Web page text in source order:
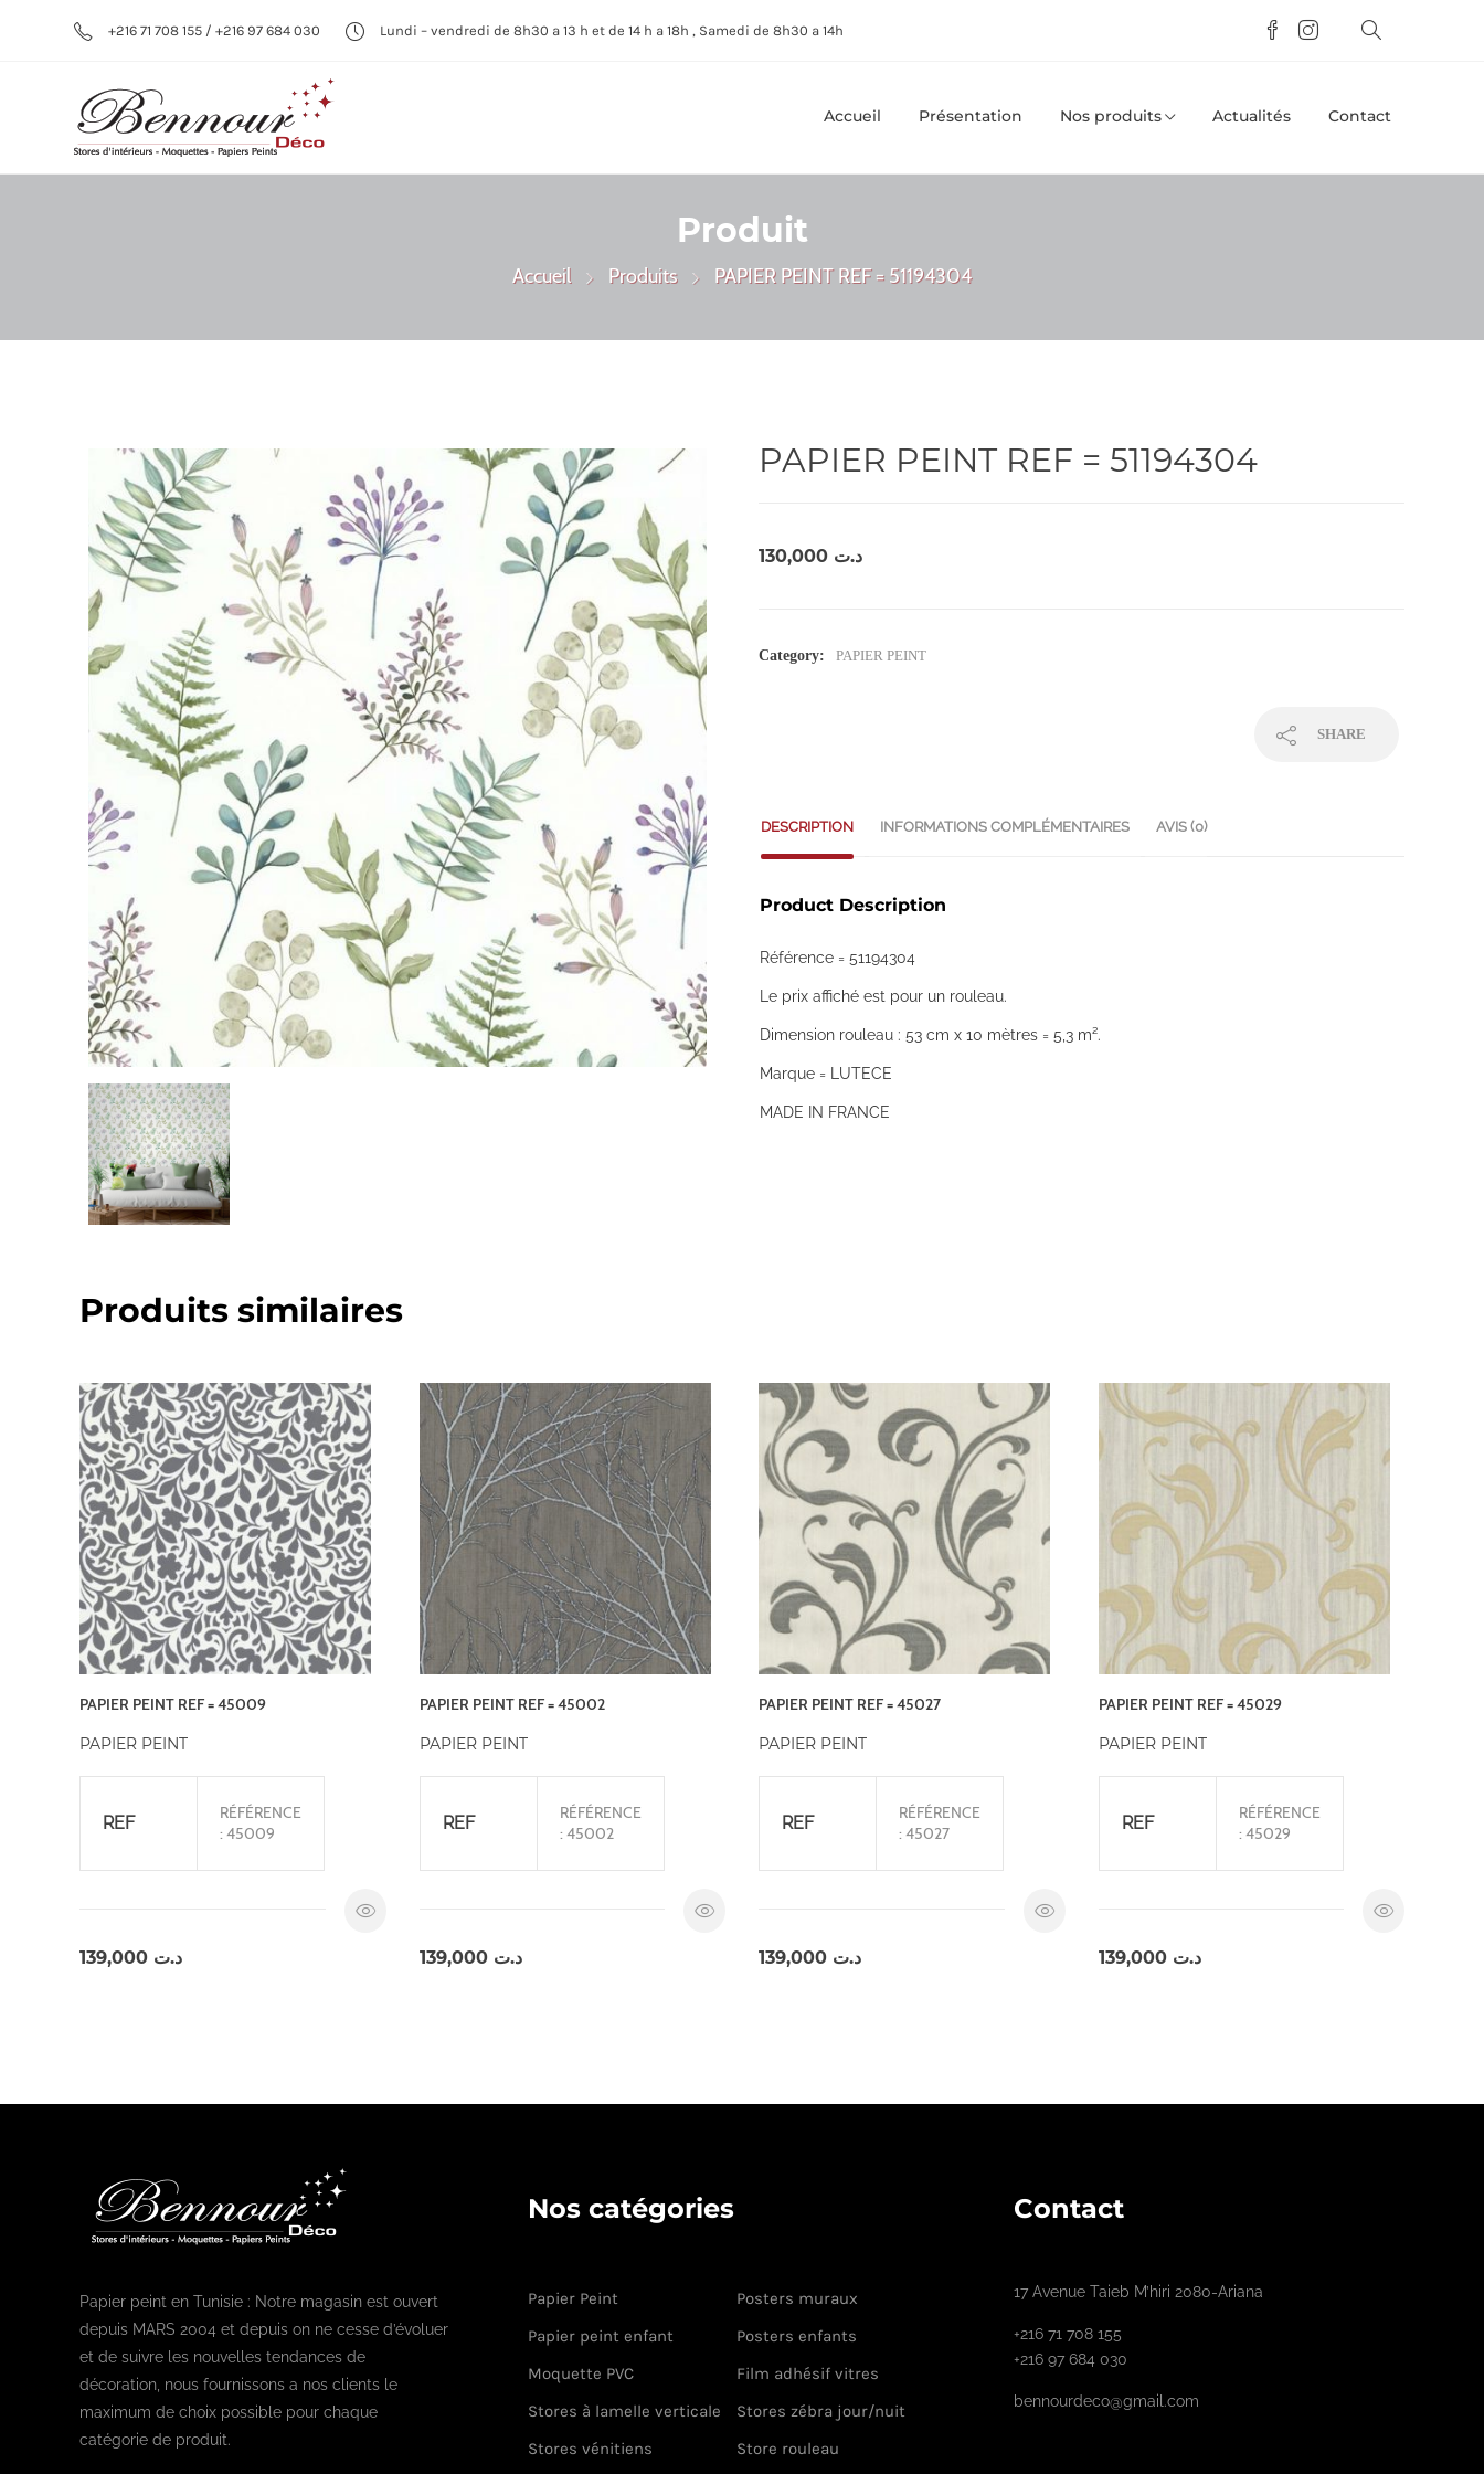
+216 71 708 155 / +216 97 684 030 Lundi – vendredi de 8h30 a 13 h et de 14 h a 18h , Samedi de 8h30 a 14h
Accueil Présentation Nos produits Actualités Contact
Produit
Accueil Produits PAPIER PEINT REF = 51194304
PAPIER PEINT REF = 51194304
د.ت
Category: PAPIER PEINT
SHARE
DESCRIPTION INFORMATIONS COMPLÉMENTAIRES AVIS (0)
Product Description
Référence = 51194304
Le prix affiché est pour un rouleau.
Dimension rouleau : 53 cm x 10 mètres = 5,3 m².
Marque = LUTECE
MADE IN FRANCE
Produits similaires
PAPIER PEINT REF = 45009
PAPIER PEINT
REF
RÉFÉRENCE
: 45009
د.ت
PAPIER PEINT REF = 45002
PAPIER PEINT
REF
RÉFÉRENCE
: 45002
د.ت 139,000
PAPIER PEINT REF = 45027
PAPIER PEINT
REF
RÉFÉRENCE
: 45027
د.ت
PAPIER PEINT REF = 45029
PAPIER PEINT
REF
RÉFÉRENCE
: 45029
د.ت 139,000
Papier peint en Tunisie : Notre magasin est ouvert
depuis MARS 2004 et depuis on ne cesse d’évoluer
et de suivre les nouvelles tendances de
décoration, nous fournissons a nos clients le
maximum de choix possible pour chaque
catégorie de produit.
Nos catégories
Papier Peint
Posters muraux
Papier peint enfant
Posters enfants
Moquette PVC
Film adhésif vitres
Stores à lamelle verticale
Stores zébra jour/nuit
Stores vénitiens
Store rouleau
Contact
17 Avenue Taieb M’hiri 2080-Ariana
+216 71 708 155
+216 97 684 030
bennourdeco@gmail.com